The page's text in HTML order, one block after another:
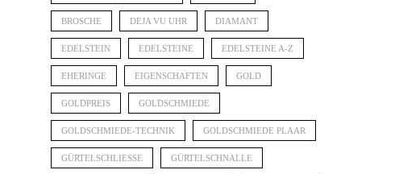
BROSCHE DEJA VU UHR DIAMANT
EDELSTEIN EDELSTEINE EDELSTEINE A-Z
EHERINGE EIGENSCHAFTEN GOLD
GOLDPREIS GOLDSCHMIEDE
GOLDSCHMIEDE-TECHNIK GOLDSCHMIEDE PLAAR
GÜRTELSCHLIESSE GÜRTELSCHNALLE